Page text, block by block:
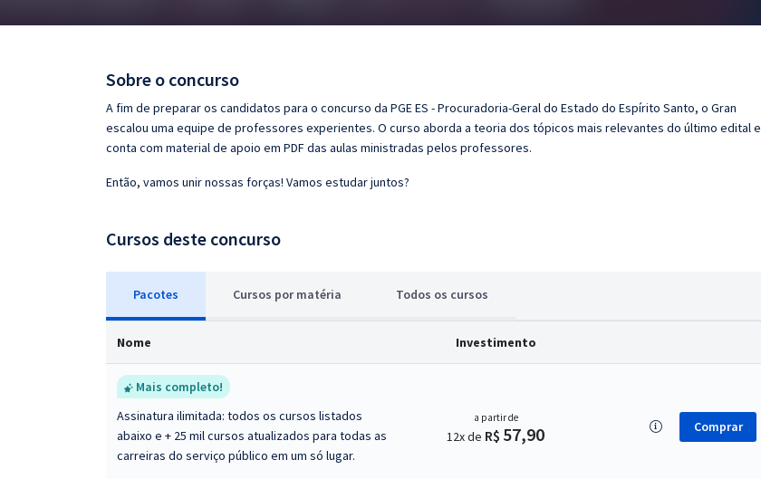
Questões grátis
Sobre o concurso
A fim de preparar os candidatos para o concurso da PGE ES - Procuradoria-Geral do Estado do Espírito Santo, o Gran
escalou uma equipe de professores experientes. O curso aborda a teoria dos tópicos mais relevantes do último edital e
conta com material de apoio em PDF das aulas ministradas pelos professores.
Então, vamos unir nossas forças! Vamos estudar juntos?
Cursos deste concurso
Pacotes Cursos por matéria Todos os cursos
Nome Investimento
Mais completo!
Assinatura ilimitada: todos os cursos listados
abaixo e + 25 mil cursos atualizados para todas as
carreiras do serviço público em um só lugar.
a partir de
12x de R$ 57,90 Comprar